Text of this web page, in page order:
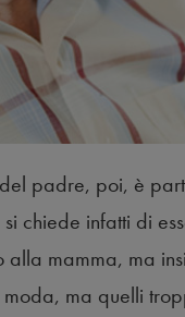
padre, poi, è
chiede infatti di
alla mamma, ma
ma quelli